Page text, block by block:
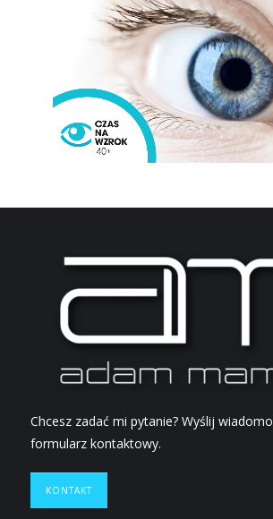
Chcesz zadać mi pytanie? Wyślij
formularz kontaktowy.
KONTAKT